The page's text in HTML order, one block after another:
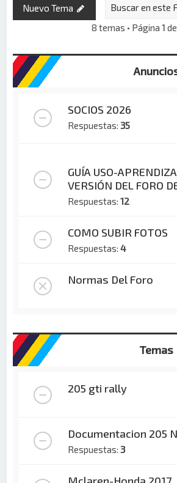
Nuevo Tema
8 temas • Página 1 de
SOCIOS 2026
Respuestas: 35
GUÍA USO-
VERSIÓN DEL FORO
Respuestas:12
COMO SUBIR FOTOS
Respuestas:4
Normas Del Foro
Temas
205 gti rally
Documentacion 205
Respuestas:3